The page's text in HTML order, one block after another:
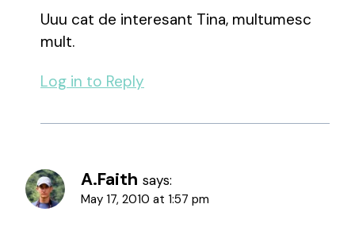
Uuu cat de interesant Tina, multumesc
mult.
Log in to Reply
A.Faith says:
May 17, 2010 at 1:57 pm